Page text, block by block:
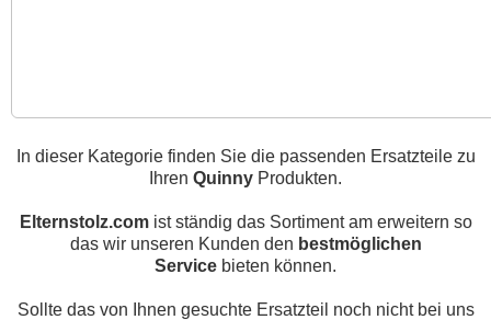
In dieser Kategorie finden Sie die passenden Ersatzteilezu
Ihren Quinny Produkten.
Elternstolz.comist ständig das Sortiment am erweitern so
das wir unseren Kunden den bestmöglichen
Service bieten können.
Sollte das von Ihnen gesuchte Ersatzteil noch nicht bei uns